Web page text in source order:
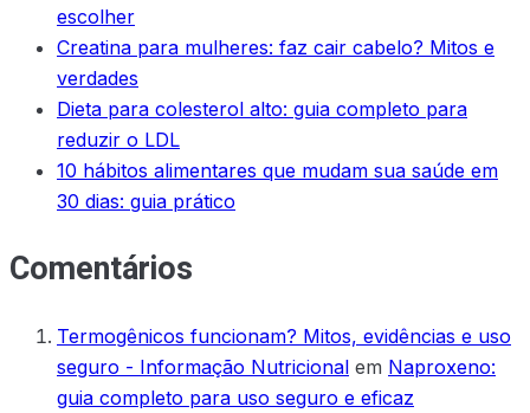
escolher
Creatina para mulheres: faz cair cabelo? Mitos e
verdades
Dieta para colesterol alto: guia completo para
reduzir o LDL
10 hábitos alimentares que mudam sua saúde em
30 dias: guia prático
Comentários
Termogênicos funcionam? Mitos, evidências e uso
seguro - Informação Nutricional em Naproxeno:
guia completo para uso seguro e eficaz